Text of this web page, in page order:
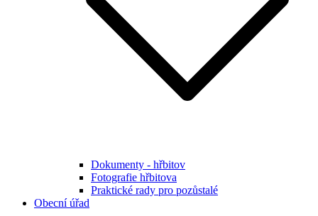
Dokumenty - hřbitov
Fotografie hřbitova
Praktické rady pro pozůstalé
Obecní úřad